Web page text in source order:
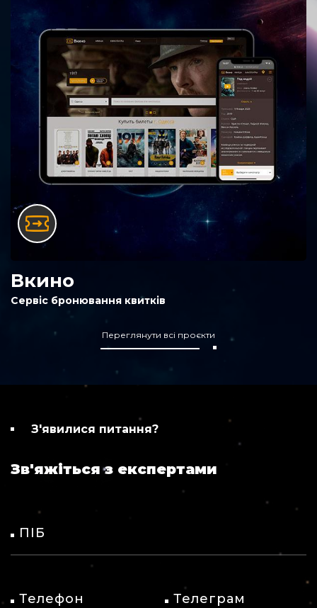
Вкино
Сервіс бронювання квитків
Переглянути всі проєкти
З'явилися питання?
Зв'яжіться з експертами
ПІБ
Телефон Телеграм